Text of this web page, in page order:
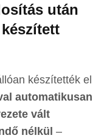
után
készítették el
automatikusan
vált
nélkül –